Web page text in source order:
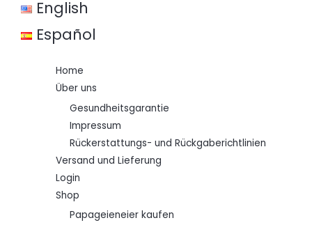
i
s
a
€
6
5
.
English
Español
Home
Über uns
Gesundheitsgarantie
Impressum
Rückerstattungs- und Rückgaberichtlinien
Versand und Lieferung
Login
Shop
Papageieneier kaufen